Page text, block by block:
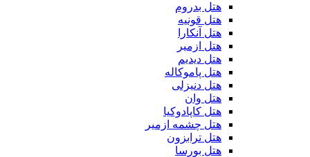
هتل بدروم
هتل قونیه
هتل آنکارا
هتل ازمیر
هتل دیدیم
هتل پاموکاله
هتل دنیزلی
هتل وان
هتل کاپادوکیا
هتل چشمه ازمیر
هتل ترابزون
هتل بورسا